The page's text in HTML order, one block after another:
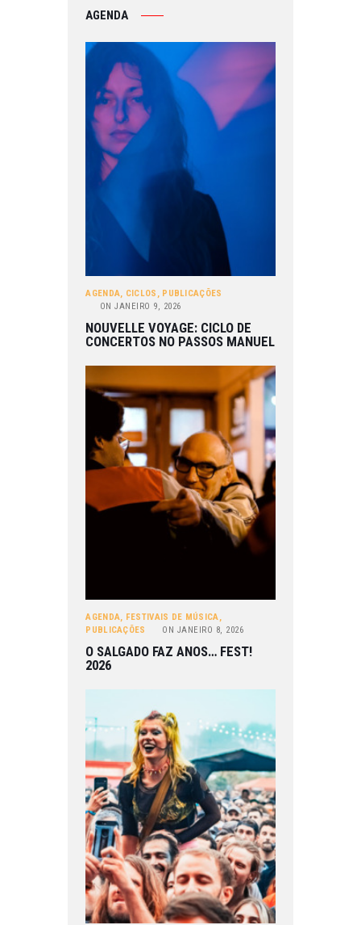
AGENDA
AGENDA, CICLOS , PUBLICAÇÕES
ON JANEIRO 9, 2026
NOUVELLE VOYAGE: CICLO DE
CONCERTOS NO PASSOS MANUEL
AGENDA, FESTIVAIS DE MÚSICA,
PUBLICAÇÕES
ON JANEIRO 8, 2026
O SALGADO FAZ ANOS… FEST!
2026